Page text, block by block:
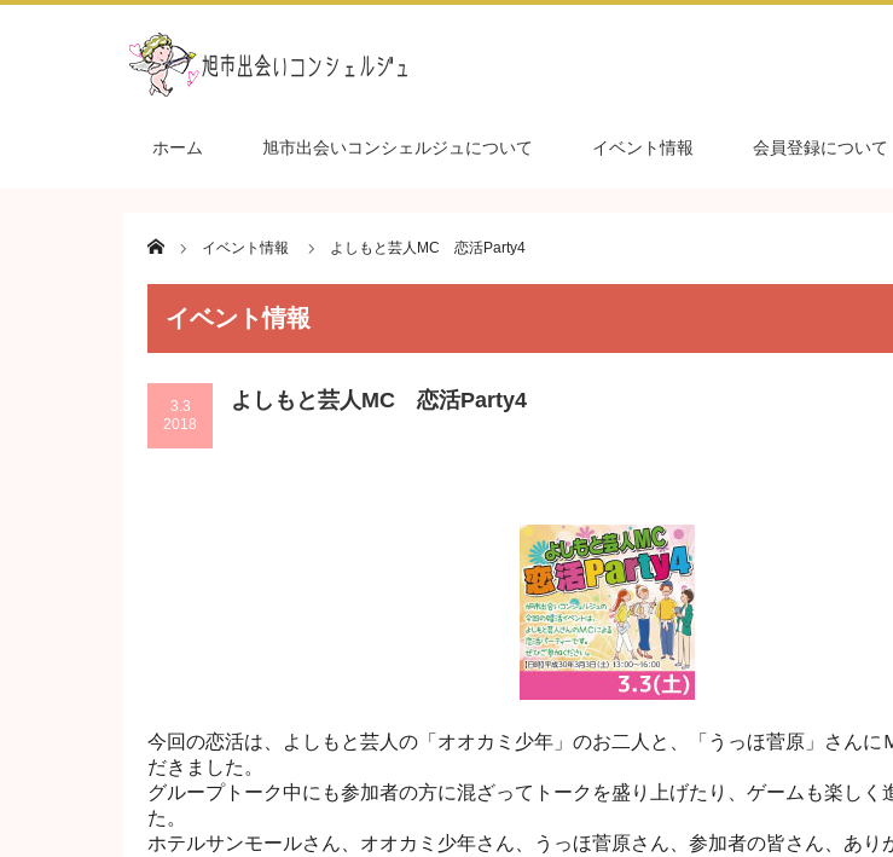
ホーム 旭市出会いコンシェルジュについて イベント情報 会員登録について
Home イベント情報 よしもと芸人MC 恋活Party4
イベント情報
3.3
2018
よしもと芸人MC 恋活Party4
今回の恋活は、よしもと芸人の「オオカミ少年」のお二人と、「うっほ菅原」さんに
だきました。
グループトーク中にも参加者の方に混ざってトークを盛り上げたり、ゲームも楽しく
た。
ホテルサンモールさん、オオカミ少年さん、うっほ菅原さん、参加者の皆さん、あり